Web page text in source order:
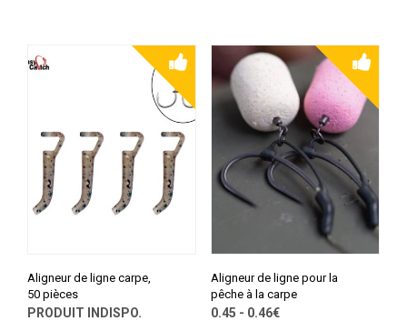
Aligneur de ligne carpe,
50 pièces
PRODUIT INDISPO.
Aligneur de ligne pour la
pêche à la carpe
0.45 - 0.46€